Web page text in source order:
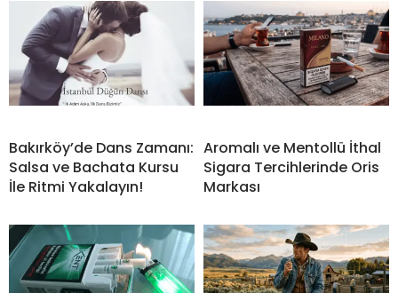
Bakırköy’de Dans Zamanı:
Salsa ve Bachata Kursu
İle Ritmi Yakalayın!
Aromalı ve Mentollü İthal
Sigara Tercihlerinde Oris
Markası